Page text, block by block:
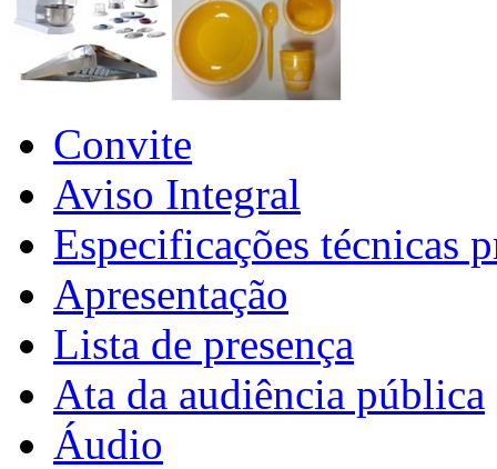
Convite
Aviso Integral
Especificações técnicas
Apresentação
Lista de presença
Ata da audiência pública
Áudio